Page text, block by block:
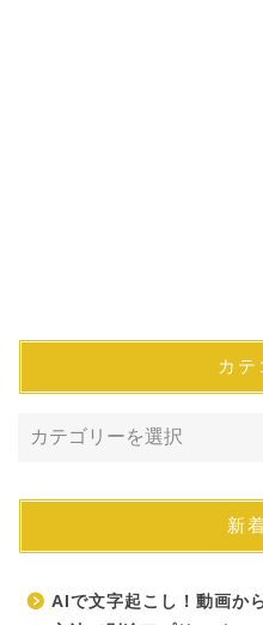
カテ
新
AIで文字起こし！動画か